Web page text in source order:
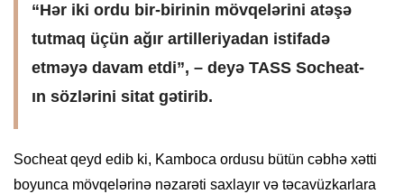
“Hər iki ordu bir-birinin mövqelərini atəşə
tutmaq üçün ağır artilleriyadan istifadə
etməyə davam etdi”, – deyə TASS Socheat-
ın sözlərini sitat gətirib.
Socheat qeyd edib ki, Kamboca ordusu bütün cəbhə xətti
boyunca mövqelərinə nəzarəti saxlayır və təcavüzkarlara